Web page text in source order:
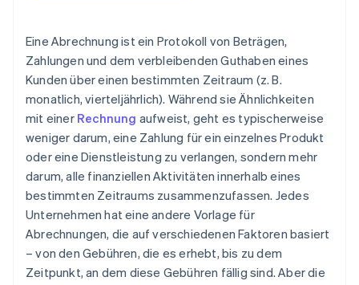
Eine Abrechnung ist ein Protokoll von Beträgen,
Zahlungen und dem verbleibenden Guthaben eines
Kunden über einen bestimmten Zeitraum (z. B.
monatlich, vierteljährlich). Während sie Ähnlichkeiten
mit einer Rechnung aufweist, geht es typischerweise
weniger darum, eine Zahlung für ein einzelnes Produkt
oder eine Dienstleistung zu verlangen, sondern mehr
darum, alle finanziellen Aktivitäten innerhalb eines
bestimmten Zeitraums zusammenzufassen. Jedes
Unternehmen hat eine andere Vorlage für
Abrechnungen, die auf verschiedenen Faktoren basiert
– von den Gebühren, die es erhebt, bis zu dem
Zeitpunkt, an dem diese Gebühren fällig sind. Aber die